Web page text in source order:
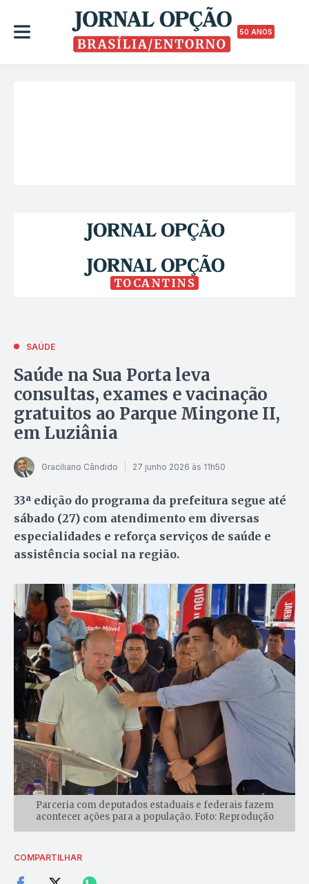
50 ANOS
TOCANTINS
SAÚDE
Saúde na Sua Porta leva
consultas, exames e vacinação
gratuitos ao Parque Mingone II,
em Luziânia
Graciliano Cândido 27 junho 2026 às 11h50
33ª edição do programa da prefeitura segue até
sábado (27) com atendimento em diversas
especialidades e reforça serviços de saúde e
assistência social na região.
Parceria com deputados estaduais e federais fazem
acontecer ações para a população. Foto: Reprodução
COMPARTILHAR